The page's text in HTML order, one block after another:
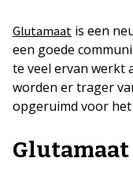
Glutamaat is een
een goede
te veel ervan werkt
worden er trager
opgeruimd voor